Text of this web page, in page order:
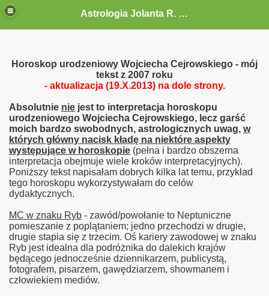
Astrologia Jolanta R. G.-Gołębiewska
Horoskop urodzeniowy Wojciecha Cejrowskiego - mój
tekst z 2007 roku
- aktualizacja (19.X.2013) na dole strony.
Absolutnie nie jest to interpretacja horoskopu
urodzeniowego Wojciecha Cejrowskiego, lecz garść
moich bardzo swobodnych, astrologicznych uwag, w
których główny nacisk kładę na niektóre aspekty
występujące w horoskopie (pełna i bardzo obszerna
interpretacja obejmuje wiele kroków interpretacyjnych).
Poniższy tekst napisałam dobrych kilka lat temu, przykład
tego horoskopu wykorzystywałam do celów
dydaktycznych.
MC w znaku Ryb - zawód/powołanie to Neptuniczne
pomieszanie z poplątaniem; jedno przechodzi w drugie,
drugie stapia się z trzecim. Oś kariery zawodowej w znaku
Ryb jest idealna dla podróżnika do dalekich krajów
będącego jednocześnie dziennikarzem, publicystą,
fotografem, pisarzem, gawędziarzem, showmanem i
człowiekiem mediów.